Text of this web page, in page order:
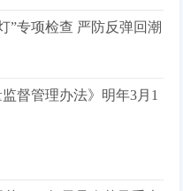
”专项检查 严防反弹回潮
督管理办法》明年3月1